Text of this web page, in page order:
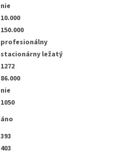
nie
10.000
150.000
profesionálny
stacionárny ležatý
1272
86.000
nie
1050
áno
393
403